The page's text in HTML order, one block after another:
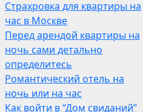
Страхровка для квартиры на
час в Москве
Перед арендой квартиры на
ночь сами детально
определитесь
Романтический отель на
ночь или на час
Как войти в “Дом свиданий”